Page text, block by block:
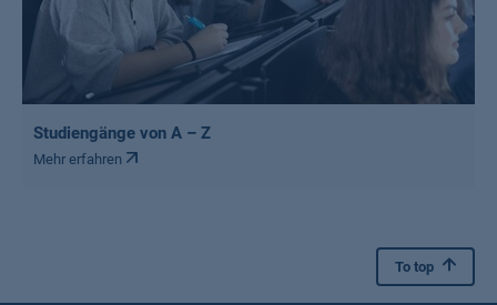
Studiengänge von A – Z
Mehr erfahren
To top